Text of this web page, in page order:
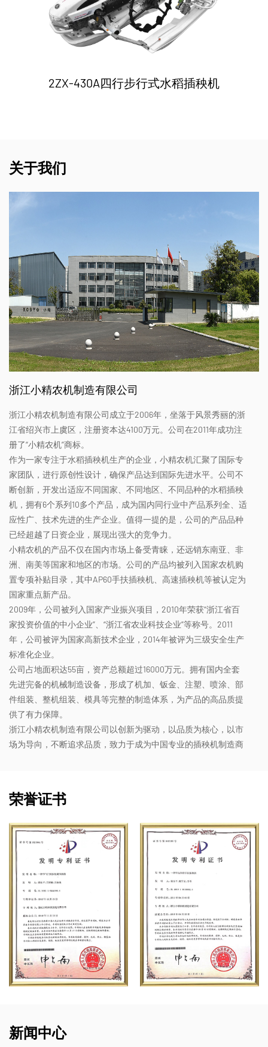
2ZX-430A四行步行式水稻插秧机
关于我们
浙江小精农机制造有限公司
浙江小精农机制造有限公司成立于2006年，坐落于风景秀丽的浙
江省绍兴市上虞区，注册资本达4100万元。公司在2011年成功注
册了“小精农机”商标。
作为一家专注于水稻插秧机生产的企业，小精农机汇聚了国际专
家团队，进行原创性设计，确保产品达到国际先进水平。公司不
断创新，开发出适应不同国家、不同地区、不同品种的水稻插秧
机，拥有6个系列10多个产品，成为国内同行业中产品系列全、适
应性广、技术先进的生产企业。值得一提的是，公司的产品品种
已经超越了日资企业，展现出强大的竞争力。
小精农机的产品不仅在国内市场上备受青睐，还远销东南亚、非
洲、南美等国家和地区的市场。公司的产品均被列入国家农机购
置专项补贴目录，其中AP60手扶插秧机、高速插秧机等被认定为
国家重点新产品。
2009年，公司被列入国家产业振兴项目，2010年荣获“浙江省百
家投资价值的中小企业”、“浙江省农业科技企业”等称号。2011
年，公司被评为国家高新技术企业，2014年被评为三级安全生产
标准化企业。
公司占地面积达55亩，资产总额超过16000万元。拥有国内全套
先进完备的机械制造设备，形成了机加、钣金、注塑、喷涂、部
件组装、整机组装、模具等完整的制造体系，为产品的高品质提
供了有力保障。
浙江小精农机制造有限公司以创新为驱动，以品质为核心，以市
场为导向，不断追求品质，致力于成为中国专业的插秧机制造商
荣誉证书
新闻中心